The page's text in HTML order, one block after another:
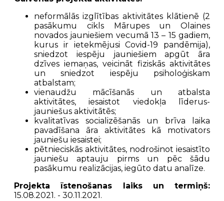
neformālās izglītības aktivitātes klātienē (2
pasākumu cikls Mārupes un Olaines
novados jauniešiem vecumā 13 – 15 gadiem,
kurus ir ietekmējusi Covid-19 pandēmija),
sniedzot iespēju jauniešiem apgūt āra
dzīves iemaņas, veicināt fiziskās aktivitātes
un sniedzot iespēju psiholoģiskam
atbalstam;
vienaudžu mācīšanās un atbalsta
aktivitātes, iesaistot viedokļa līderus-
jauniešus aktivitātēs;
kvalitatīvas socializēšanās un brīva laika
pavadīšana āra aktivitātes kā motivators
jauniešu iesaistei;
pētnieciskās aktivitātes, nodrošinot iesaistīto
jauniešu aptauju pirms un pēc šādu
pasākumu realizācijas, iegūto datu analīze.
Projekta īstenošanas laiks un termiņš:
15.08.2021. - 30.11.2021.